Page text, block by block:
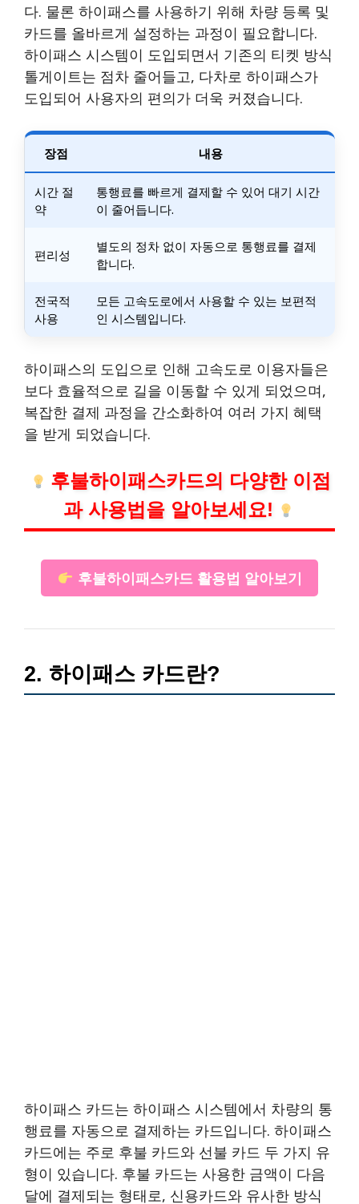
다. 물론 하이패스를 사용하기 위해 차량 등록 및
카드를 올바르게 설정하는 과정이 필요합니다.
하이패스 시스템이 도입되면서 기존의 티켓 방식
톨게이트는 점차 줄어들고, 다차로 하이패스가
도입되어 사용자의 편의가 더욱 커졌습니다.
장점 내용
시간 절
약
통행료를 빠르게 결제할 수 있어 대기 시간
이 줄어듭니다.
편리성
별도의 정차 없이 자동으로 통행료를 결제
합니다.
전국적
사용
모든 고속도로에서 사용할 수 있는 보편적
인 시스템입니다.
하이패스의 도입으로 인해 고속도로 이용자들은
보다 효율적으로 길을 이동할 수 있게 되었으며,
복잡한 결제 과정을 간소화하여 여러 가지 혜택
을 받게 되었습니다.
후불하이패스카드의 다양한 이점
과 사용법을 알아보세요!
후불하이패스카드 활용법 알아보기
2. 하이패스 카드란?
하이패스 카드는 하이패스 시스템에서 차량의 통
행료를 자동으로 결제하는 카드입니다. 하이패스
카드에는 주로 후불 카드와 선불 카드 두 가지 유
형이 있습니다. 후불 카드는 사용한 금액이 다음
달에 결제되는 형태로, 신용카드와 유사한 방식